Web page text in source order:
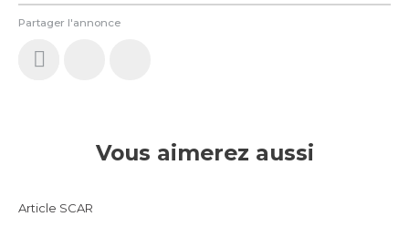
Partager l'annonce
Vous aimerez aussi
Article SCAR